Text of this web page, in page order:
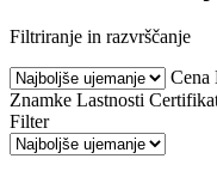
Filtriranje in razvrščanje
Cena
Znamke Lastnosti
Filter